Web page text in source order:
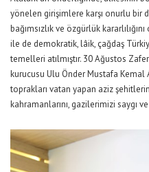
yönelen girişimlere karşı onurlu bir
bağımsızlık ve özgürlük
ile de demokratik, lâik, çağdaş
temelleri atılmıştır. 30 Ağustos
kurucusu Ulu Önder Mustafa Kemal
toprakları vatan yapan aziz
kahramanlarını, gazilerimizi saygı